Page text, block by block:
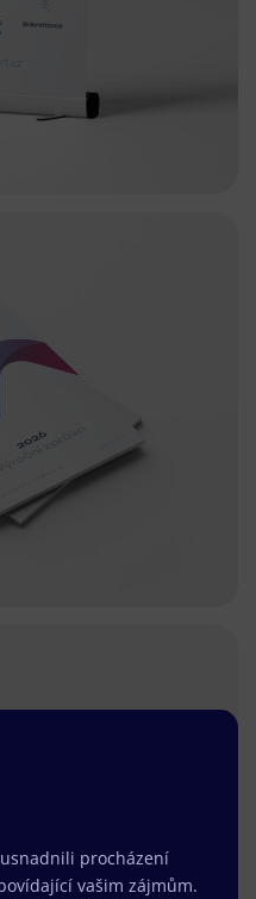
procházení
vašim zájmům.